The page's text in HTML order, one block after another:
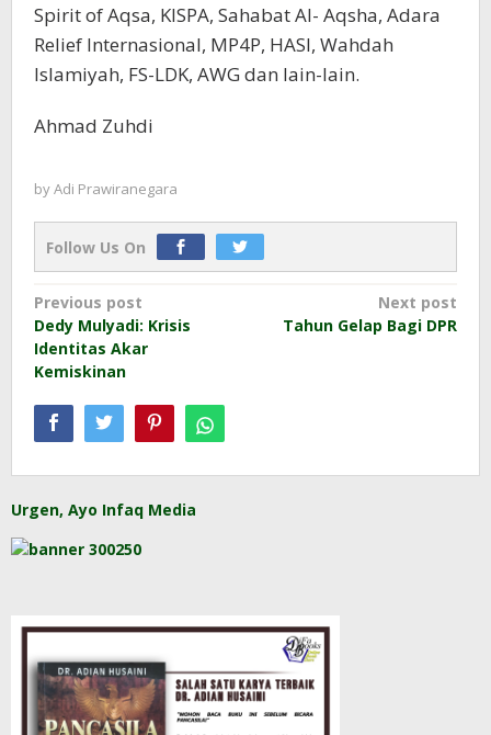
Spirit of Aqsa, KISPA, Sahabat Al- Aqsha, Adara
Relief Internasional, MP4P, HASI, Wahdah
Islamiyah, FS-LDK, AWG dan lain-lain.
Ahmad Zuhdi
byAdi Prawiranegara
Follow Us On
Post
navigation
Previous post
Dedy Mulyadi: Krisis
Identitas Akar
Kemiskinan
Next post
Tahun Gelap Bagi DPR
Urgen, Ayo Infaq Media